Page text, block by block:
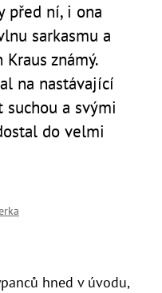
před ní, i ona
sarkasmu a
známý.
na nastávající
a svými
do velmi
hned v úvodu,